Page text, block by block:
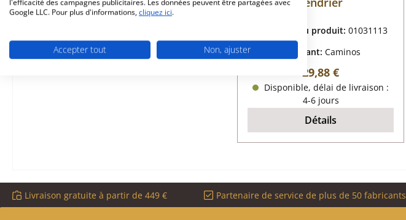
Référence du produit:01031113
Fabricant:Caminos
Prix régulier :
29,88 €
Disponible, délai de livraison :
4-6 jours
Détails
Livraison gratuite à partir de 449 € Partenaire de service de plus de 50 fabricants
l'efficacité des campagnes publicitaires. Les données peuvent être partagées avec
Google LLC. Pour plus d'informations, cliquez ici.
Accepter tout Non, ajuster